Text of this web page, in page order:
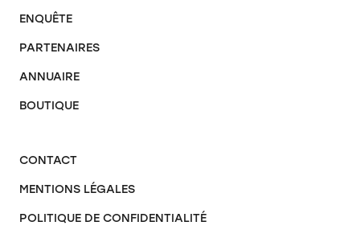
ENQUÊTE
PARTENAIRES
ANNUAIRE
BOUTIQUE
CONTACT
MENTIONS LÉGALES
POLITIQUE DE CONFIDENTIALITÉ